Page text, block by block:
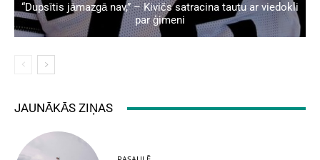
“Dupsītis jāmazgā nav,” – Kivičs satracina tautu ar viedokli
par ģimeni
JAUNĀKĀS ZIŅAS